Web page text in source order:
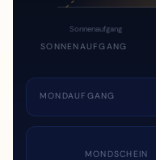
Sonnenaufgang
SONNENAUFGANG
MONDAUFGANG
MONDSCHEIN